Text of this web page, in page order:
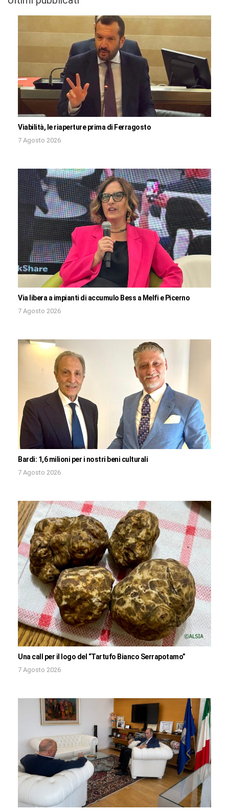
Viabilità, le riaperture prima di Ferragosto
7 Agosto 2026
Via libera a impianti di accumulo Bess a Melfi e Picerno
7 Agosto 2026
Bardi: 1,6 milioni per i nostri beni culturali
7 Agosto 2026
Una call per il logo del “Tartufo Bianco Serrapotamo”
7 Agosto 2026